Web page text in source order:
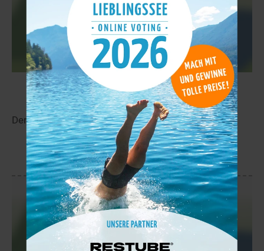
Ahvenjärvi 12,1 km
Der Ahvenjärvi liegt in der Nähe von Melalahti.
mehr